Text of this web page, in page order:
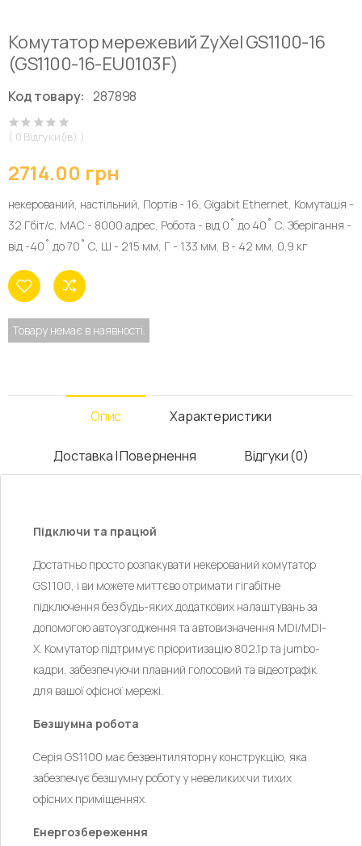
Комутатор мережевий ZyXel GS1100-16
(GS1100-16-EU0103F)
Код товару: 287898
( 0 Відгуки(ів) )
2714.00 грн
некерований, настільний, Портів - 16, Gigabit Ethernet, Комутація -
32 Гбіт/с, МАС - 8000 адрес, Робота - від 0˚ до 40˚ C, Зберігання -
від -40˚ до 70˚ C, Ш - 215 мм, Г - 133 мм, В - 42 мм, 0.9 кг
Товару немає в наявності.
Опис Характеристики
Доставка І Повернення Відгуки (0)
Підключи та працюй
Достатньо просто розпакувати некерований комутатор
GS1100, і ви можете миттєво отримати гігабітне
підключення без будь-яких додаткових налаштувань за
допомогою автоузгодження та автовизначення MDI/MDI-
X. Комутатор підтримує пріоритизацію 802.1p та jumbo-
кадри, забезпечуючи плавний голосовий та відеотрафік
для вашої офісної мережі.
Безшумна робота
Серія GS1100 має безвентиляторну конструкцію, яка
забезпечує безшумну роботу у невеликих чи тихих
офісних приміщеннях.
Енергозбереження